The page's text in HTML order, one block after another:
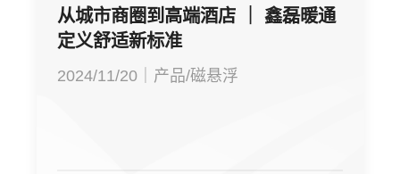
从城市商圈到高端酒店 ｜ 鑫磊暖通
定义舒适新标准
2024/11/20｜产品/磁悬浮